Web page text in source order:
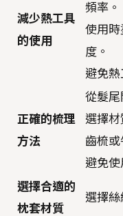
減少熱工具
的使用
頻率。
使用時
度。
避免熱
正確的梳理
方法
從髮尾
選擇
齒梳或
避免使
選擇合適的
枕套材質
選擇絲